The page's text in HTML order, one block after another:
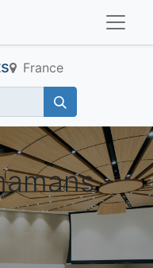
France
-